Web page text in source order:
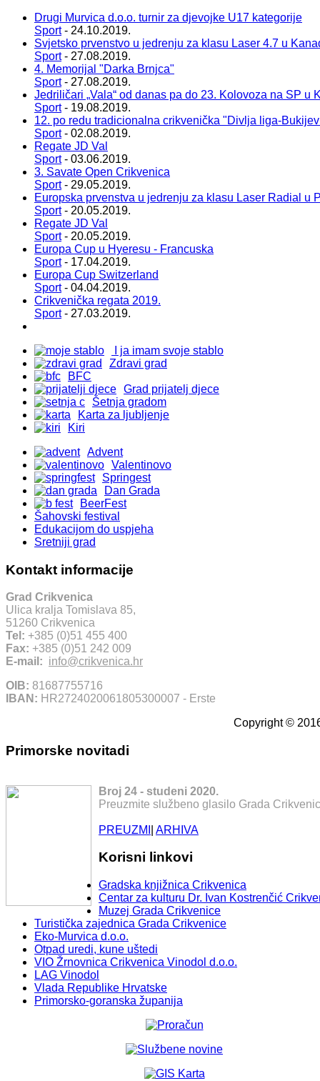
Drugi Murvica d.o.o. turnir za djevojke U17 kategorije
Sport- 24.10.2019.
Svjetsko prvenstvo u jedrenju za klasu Laser 4.7 u
Sport- 27.08.2019.
4. Memorijal "Darka Brnjca"
Sport- 27.08.2019.
Jedriličari „Vala“ od danas pa do 23. Kolovoza na SP u
Sport- 19.08.2019.
12. po redu tradicionalna crikvenička "Divlja liga-
Sport- 02.08.2019.
Regate JD Val
Sport- 03.06.2019.
3. Savate Open Crikvenica
Sport- 29.05.2019.
Europska prvenstva u jedrenju za klasu Laser Radial u
Sport- 20.05.2019.
Regate JD Val
Sport- 20.05.2019.
Europa Cup u Hyeresu - Francuska
Sport- 17.04.2019.
Europa Cup Switzerland
Sport- 04.04.2019.
Crikvenička regata 2019.
Sport- 27.03.2019.
I ja imam svoje stablo
Zdravi grad
BFC
Grad prijatelj djece
Šetnja gradom
Karta za ljubljenje
Kiri
Advent
Valentinovo
Springest
Dan Grada
BeerFest
Šahovski festival
Edukacijom do uspjeha
Sretniji grad
Kontakt informacije
Grad Crikvenica
Ulica kralja Tomislava 85,
51260 Crikvenica
Tel: +385 (0)51 455 400
Fax: +385 (0)51 242 009
E-mail: info@crikvenica.hr
OIB: 81687755716
IBAN: HR2724020061805300007 - Erste
Copyright ©
Primorske novitadi
Broj 24 - studeni 2020.
Preuzmite službeno glasilo Grada
PREUZMI ARHIVA
Korisni linkovi
Gradska knjižnica Crikvenica
Centar za kulturu Dr. Ivan Kostrenčić
Muzej Grada Crikvenice
Turistička zajednica Grada Crikvenice
Eko-Murvica d.o.o.
Otpad uredi, kune uštedi
VIO Žrnovnica Crikvenica Vinodol d.o.o.
LAG Vinodol
Vlada Republike Hrvatske
Primorsko-goranska županija